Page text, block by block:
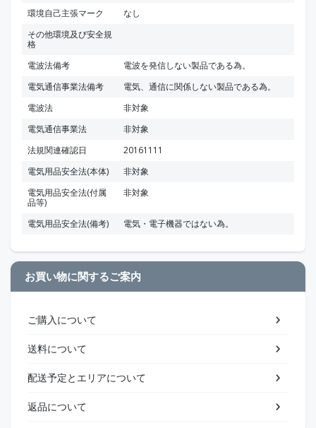
環境自己主張マーク
なし
その他環境及び安全規
格
電波法備考
電波を発信しない製品である為。
電気通信事業法備考
電気、通信に関係しない製品である為。
電波法
非対象
電気通信事業法
非対象
法規関連確認日
20161111
電気用品安全法(本体)
非対象
電気用品安全法(付属
品等)
非対象
電気用品安全法(備考) 電気・電子機器ではない為。
お買い物に関するご案内
ご購入について
送料について
配送予定とエリアについて
返品について